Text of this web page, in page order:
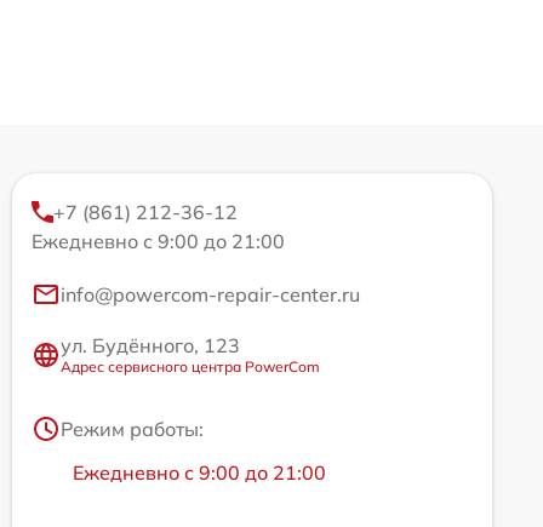
+7 (861) 212-36-12
Ежедневно с 9:00 до 21:00
info@powercom-repair-center.ru
ул. Будённого, 123
Адрес сервисного центра PowerCom
Режим работы:
Ежедневно с 9:00 до 21:00